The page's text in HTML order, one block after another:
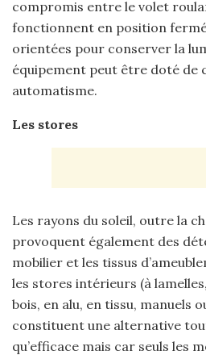
compromis entre le volet
fonctionnent en position
orientées pour conserver la
équipement peut être doté de
automatisme.
Les stores
Les rayons du soleil, outre la
provoquent également des
mobilier et les tissus
les stores intérieurs (à
bois, en alu, en tissu, manuels
constituent une alternative
qu’efficace mais car seuls les